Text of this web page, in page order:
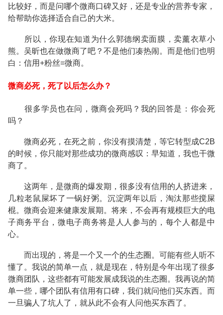
比较好，而是问哪个微商口碑又好，还是专业的营养专家，
给帮助你选择适合自己的大米。
所以，你现在知道为什么郭德纲卖面膜，卖薰衣草小
熊。吴昕也在做微商了吧？不是他们凑热闹。而是他们也明
白：信用+粉丝=微商。
微商必死，死了以后怎么办？
很多学员也在问，微商会死吗？我的回答是：你会死
吗？
微商必死，在死之前，你没有摸清楚，等它转型成C2B
的时候，你只能对那些成功的微商感叹：早知道，我也干微
商了。
这两年，是微商的爆发期，很多没有信用的人挤进来，
几粒老鼠屎坏了一锅好粥。沉淀两年以后，淘汰那些搅屎
棍。微商会迎来健康发展期。将来，不会再有规模巨大的电
子商务平台，微电子商务将是人人参与的，每个人都是中
心。
而出现的，将是一个又一个的生态圈。可能有些人听不
懂了。我说的简单一点，就是现在，特别是今年出现了很多
微商团队，这些都有可能发展成我说的生态圈。我再说的简
单一些，哪个团队有信用有口碑，我们就问他们买东西。而
一旦骗人了坑人了，就从此不会有人问他买东西了。